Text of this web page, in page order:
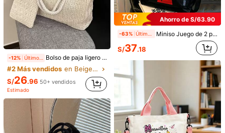
6
MX CHIC
1 pieza Bolso de hombro de gran capacidad con bloques de color para mujer, nuevo para otoño/invierno, bolso de viaje de moda, adecuado para oficina, escuela, uso casual
8
MX CHIC
-3% Últimos 2 días Bolso de gran capacidad para mujer hecho de tela con lunares, ligero y espacioso, adecuado para la escuela, el campus, la biblioteca, las compras, los viajes, las actividades al aire libre, los picnics y otras ocasiones. Se puede usar como bolso de mano, bolso de hombro, bolso tote y es un suministro esencial del campus y la universidad para los estudiantes. Este bolso de gran capacidad de moda es una opción ideal para las mujeres en otoño e invierno y combina perfectamente con las carteras de moda para mujeres en otoño e invierno.
49
-12% Últimos 2 días Bolso de paja ligero y casual minimalista con monedero para adolescentes, mujeres y estudiantes universitarias, para playa de verano
#2 Más vendidos
en Beige Bolsos De Mano Para Mujer
S/26.96 50+ vendidos
Estimado
Ahorro de S/63.90
-63% Miniso Juego de 2 piezas de bolso de tela grande de capacidad multiusos con estampado de la caseta roja de Snoopy, incluye monedero desmontable, ideal para trabajo, viajes, compras y uso diario
S/37.18